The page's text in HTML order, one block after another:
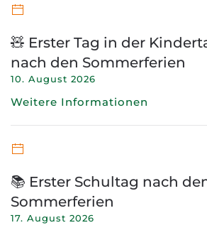
🧸 Erster Tag in der
nach den Sommerferien
10. August 2026
Weitere Informationen
📚 Erster Schultag nach
Sommerferien
17. August 2026